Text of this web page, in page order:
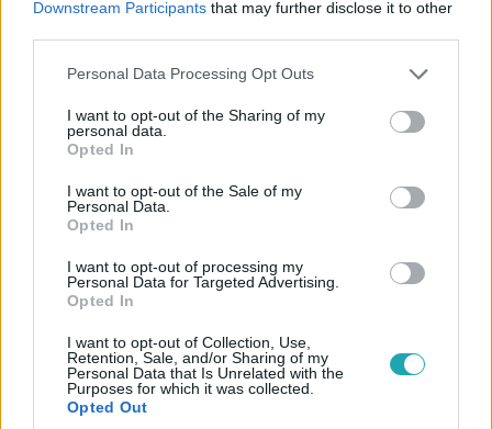
Downstream Participants that may further disclose it to other
Please note that this website/app uses one or more Google
not limited to your visit or usage behaviour. You may click to
grant or deny consent to Google and its third-party tags to
use your data for below specified purposes in below Google
consent section.
Personal Data Processing Opt Outs
I want to opt-out of the Sharing of my
personal data.
Opted In
I want to opt-out of the Sale of my
Personal Data.
Opted In
I want to opt-out of processing my
Personal Data for Targeted Advertising.
Opted In
I want to opt-out of Collection, Use,
Retention, Sale, and/or Sharing of my
Personal Data that Is Unrelated with the
Purposes for which it was collected.
Opted Out
ValóVilág
2024. július 12. 14:11
én 22 év alatt elértem, hogy mindenki tudja az
országban, ki vagyok
Majka közel 22 év után ismét visszatért a ValóVilág
villájába, ami anno óriási változást hozott az életébe. Az
évek alatt sok kritikát kapott a valóságshow miatt, de
eközben tett róla, hogy mindenki tudja itthon, ki is az a
Majoros Péter. Majka szerint ráadásul sosem tudhatjuk,
mikor kerül ki valaki egy-egy ilyen televíziműsorból, aki
akár az ő nyomdokaiba is léphet. Extra videónkban azt is